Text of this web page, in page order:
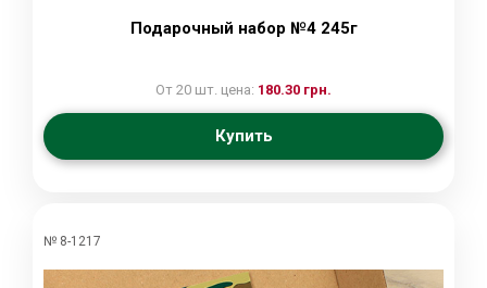
Подарочный набор №4 245г
От 20 шт. цена: 180.30 грн.
Купить
№ 8-1217